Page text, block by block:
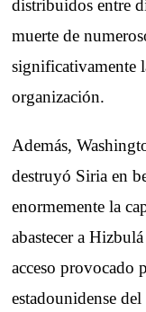
distribuidos entre
muerte de
significativamente
organización.
Además,
destruyó Siria en
enormemente la
abastecer a
acceso provocado
estadounidense